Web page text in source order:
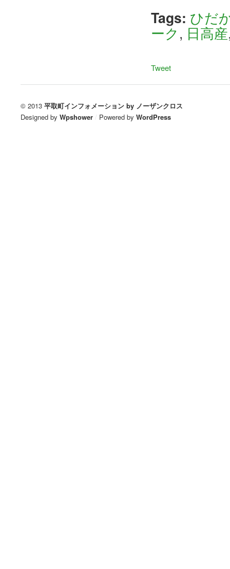
Tags: ひだ
ーク, 日高産
Tweet
© 2013 平取町インフォメーション by ノーザンクロス
Designed by Wpshower / Powered by WordPress